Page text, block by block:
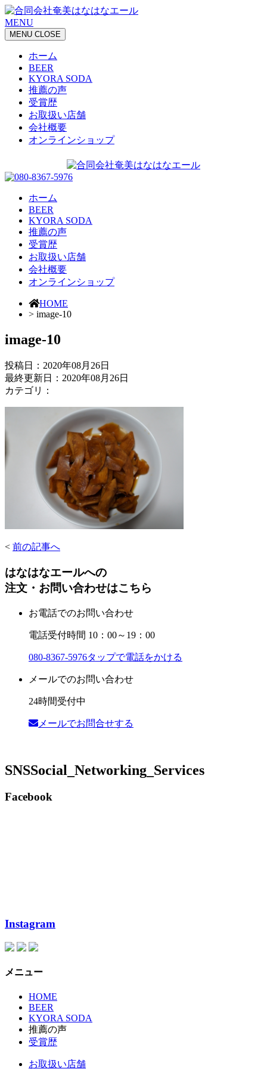
MENU
MENU CLOSE
ホーム
BEER
KYORA SODA
推薦の声
受賞歴
お取扱い店舗
会社概要
オンラインショップ
ホーム
BEER
KYORA SODA
推薦の声
受賞歴
お取扱い店舗
会社概要
オンラインショップ
HOME
> image-10
image-10
投稿日： 2020年08月26日
最終更新日：2020年08月26日
カテゴリ：
< 前の記事へ
はなはなエールへの
注文・お問い合わせはこちら
お電話でのお問い合わせ
電話受付時間 10：00～19：00
080-8367-5976タップで電話をかける
メールでのお問い合わせ
24時間受付中
メールでお問合せする
SNSSocial_Networking_Services
Facebook
Instagram
メニュー
HOME
BEER
KYORA SODA
推薦の声
受賞歴
お取扱い店舗